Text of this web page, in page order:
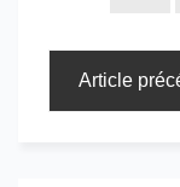
Article